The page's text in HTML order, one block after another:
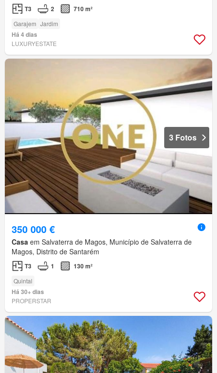
T3 2 710 m²
Garajem Jardim
Há 4 dias
LUXURYESTATE
3 Fotos
350 000 €
Casa em Salvaterra de Magos, Município de Salvaterra de
Magos, Distrito de Santarém
T3 1 130 m²
Quintal
Há 30+ dias
PROPERSTAR